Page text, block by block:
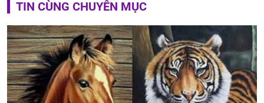
TIN CÙNG CHUYÊN MỤC